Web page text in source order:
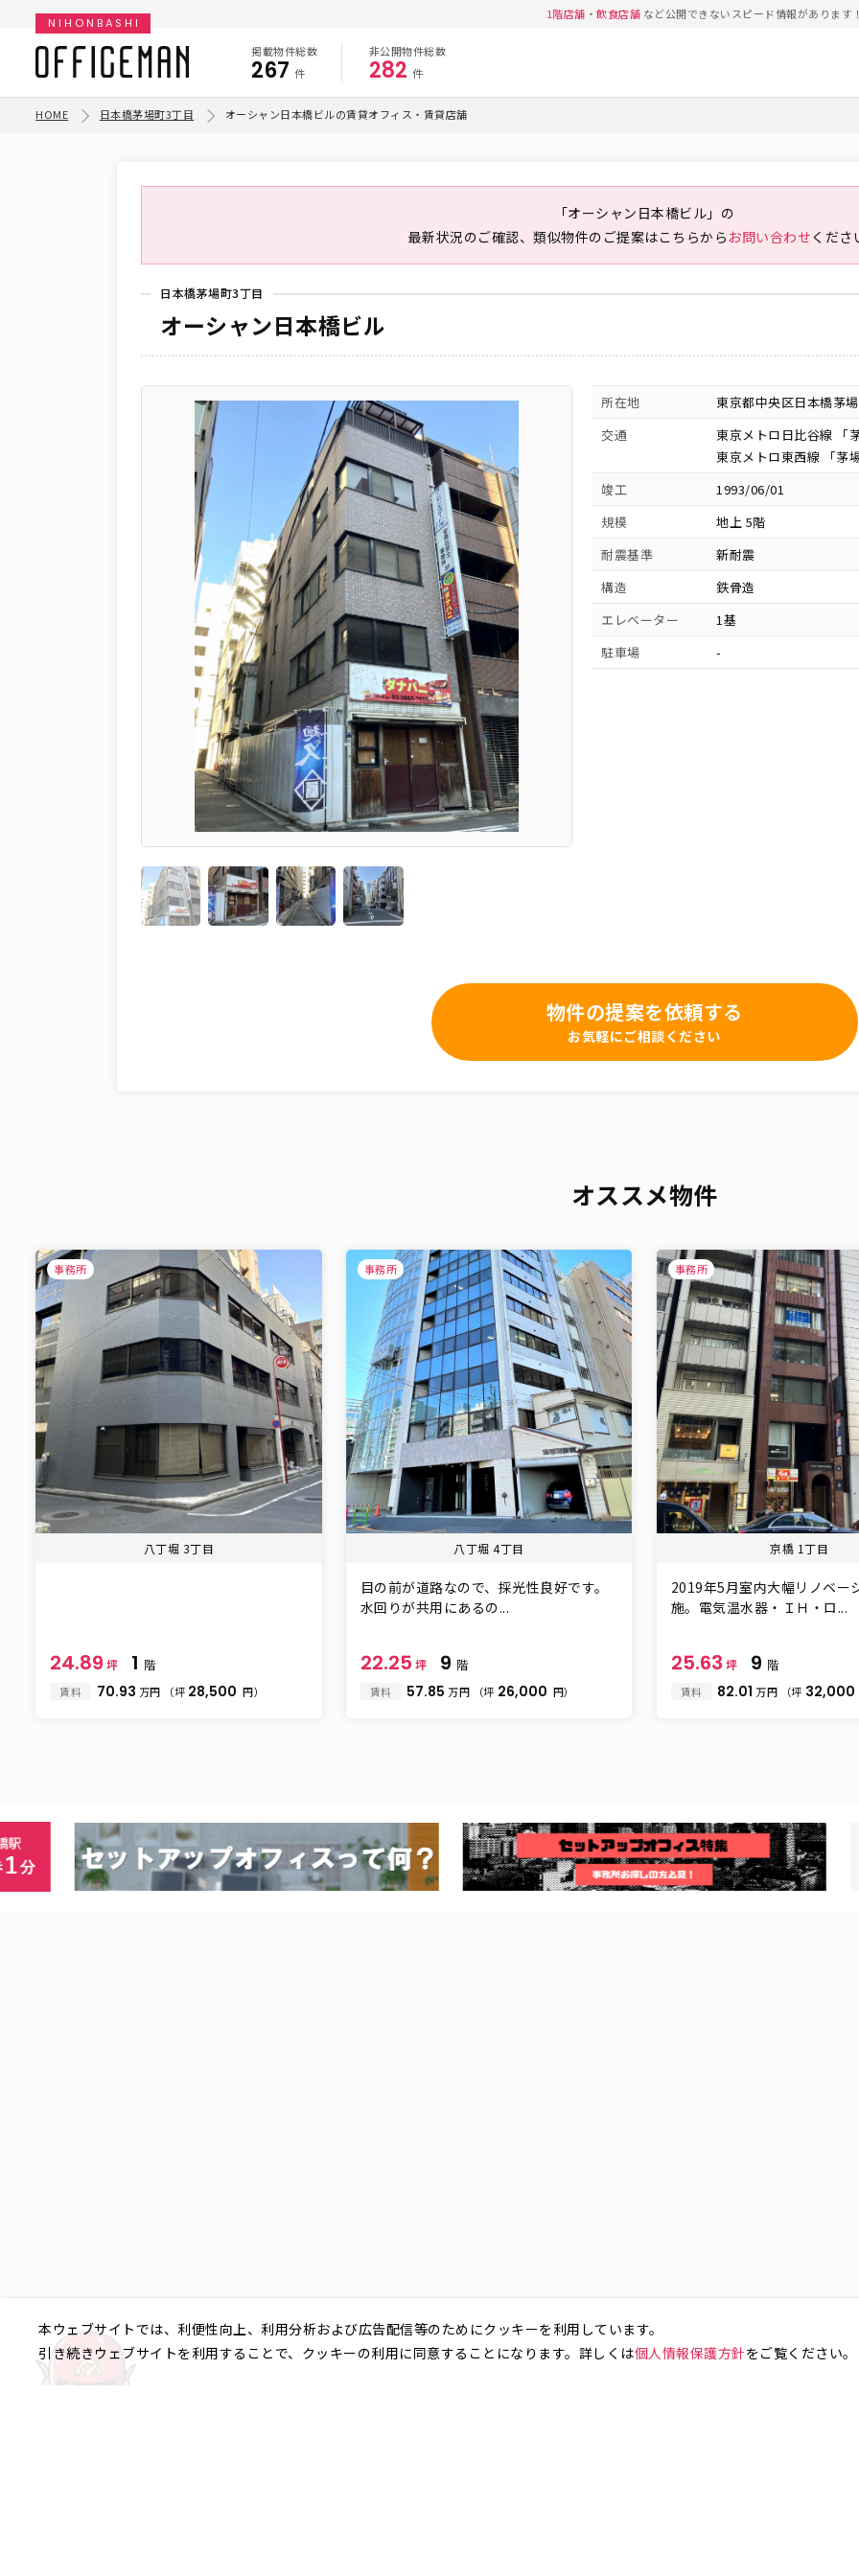
1階店舗 ・飲食店舗 など公開できないスピード情報がありま
NIHONBASHI
掲載物件総数
267 件
非公開物件総数
282 件
HOME 日本橋茅場町3丁目 オーシャン日本橋ビルの賃貸オフィス・賃貸店舗
「オーシャン日本橋ビル」の
最新状況のご確認、類似物件のご提案はこちらから お問い合わせ くださ
日本橋茅場町3丁目
オーシャン日本橋ビル
所在地
東京都中央区日本橋茅
交通
東京メトロ日比谷線 「
東京メトロ東西線 「茅
竣工
1993/06/01
規模
地上 5階
耐震基準
新耐震
構造
鉄骨造
エレベーター
1基
駐車場
-
物件の提案を依頼する
お気軽にご相談ください
オススメ物件
事務所
八丁堀 3丁目
24.89 坪 1 階
賃料 70.93 万円 （坪 28,500 円）
事務所
八丁堀 4丁目
目の前が道路なので、採光性良好です。
水回りが共用にあるの...
22.25 坪 9 階
賃料 57.85 万円 （坪 26,000 円）
事務所
京橋 1丁目
2019年5月室内大幅リノベー
施。電気温水器・ＩＨ・ロ...
25.63 坪 9 階
賃料 82.01 万円 （坪 32,000
本ウェブサイトでは、利便性向上、利用分析および広告配信等のためにクッキーを利用しています。
引き続きウェブサイトを利用することで、クッキーの利用に同意することになります。詳しくは個人情報保護方針をご覧ください。